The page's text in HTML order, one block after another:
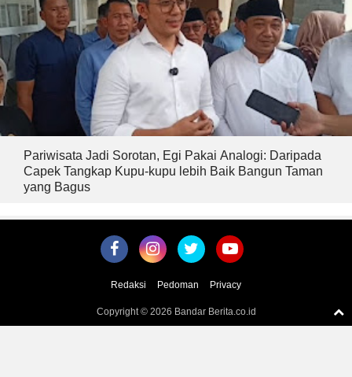
Pariwisata Jadi Sorotan, Egi Pakai Analogi: Daripada
Capek Tangkap Kupu-kupu lebih Baik Bangun Taman
yang Bagus
Redaksi Pedoman Privacy
Copyright © 2026 Bandar Berita.co.id